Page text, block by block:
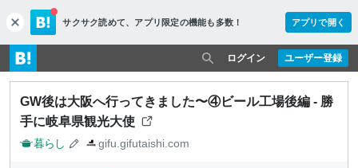
c
l
o
s
e
サクサク読めて、 アプリ限定の機能も多数！ アプリで開く
ユーザー登録
ログイン
GW後は大阪へ行ってきました〜④ビール工場後編 - 勝
手に岐阜県観光大使
暮らし gifu.gifutaishi.com